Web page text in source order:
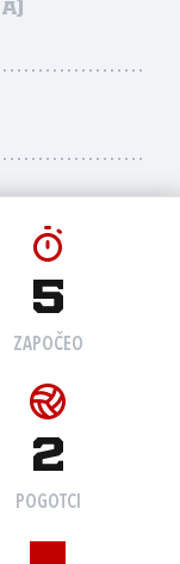
5
ZAPOČEO
2
POGOTCI